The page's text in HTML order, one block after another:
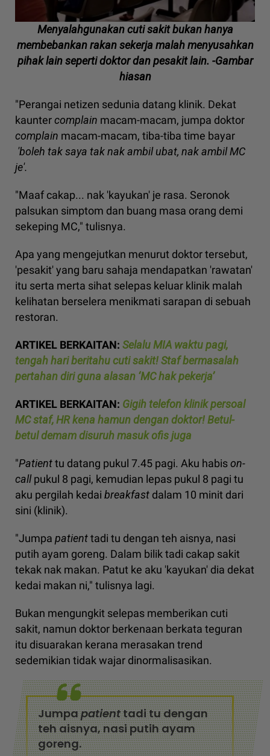
Menyalahgunakan cuti sakit bukan hanya
membebankan rakan sekerja malah menyusahkan
pihak lain seperti doktor dan pesakit lain. -Gambar
hiasan
"Perangai netizen sedunia datang klinik. Dekat
kauntercomplain macam-macam, jumpa doktor
complain macam-macam, tiba-tiba time bayar
'boleh tak saya tak nak ambil ubat, nak ambil MC
je'.
"Maaf cakap... nak 'kayukan' je rasa. Seronok
palsukan simptom dan buang masa orang demi
sekeping MC," tulisnya.
Apa yang mengejutkan menurut doktor tersebut,
'pesakit' yang baru sahaja mendapatkan 'rawatan'
itu serta merta sihat selepas keluar klinik malah
kelihatan berselera menikmati sarapan di sebuah
restoran.
ARTIKEL BERKAITAN: Selalu MIA waktu pagi,
tengah hari beritahu cuti sakit! Staf bermasalah
pertahan diri guna alasan ‘MC hak pekerja’
ARTIKEL BERKAITAN: Gigih telefon klinik persoal
MC staf, HR kena hamun dengan doktor! Betul-
betul demam disuruh masuk ofis juga
"Patienttu datang pukul 7.45 pagi. Aku habison-
callpukul 8 pagi, kemudian lepas pukul 8 pagi tu
aku pergilah kedai breakfast dalam 10 minit dari
sini (klinik).
"Jumpa patienttadi tu dengan teh aisnya, nasi
putih ayam goreng. Dalam bilik tadi cakap sakit
tekak nak makan. Patut ke aku 'kayukan' dia dekat
kedai makan ni," tulisnya lagi.
Bukan mengungkit selepas memberikan cuti
sakit, namun doktor berkenaan berkata teguran
itu disuarakan kerana merasakan trend
sedemikian tidak wajar dinormalisasikan.
Jumpapatienttadi tu dengan
teh aisnya, nasi putih ayam
goreng.